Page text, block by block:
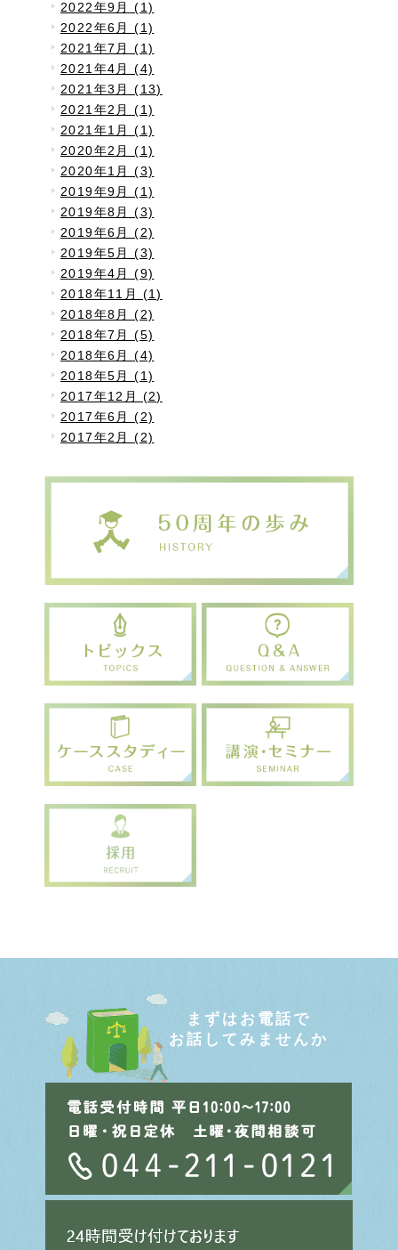
2022年9月 (1)
2022年6月 (1)
2021年7月 (1)
2021年4月 (4)
2021年3月 (13)
2021年2月 (1)
2021年1月 (1)
2020年2月 (1)
2020年1月 (3)
2019年9月 (1)
2019年8月 (3)
2019年6月 (2)
2019年5月 (3)
2019年4月 (9)
2018年11月 (1)
2018年8月 (2)
2018年7月 (5)
2018年6月 (4)
2018年5月 (1)
2017年12月 (2)
2017年6月 (2)
2017年2月 (2)
まずはお電話で
お話してみませんか